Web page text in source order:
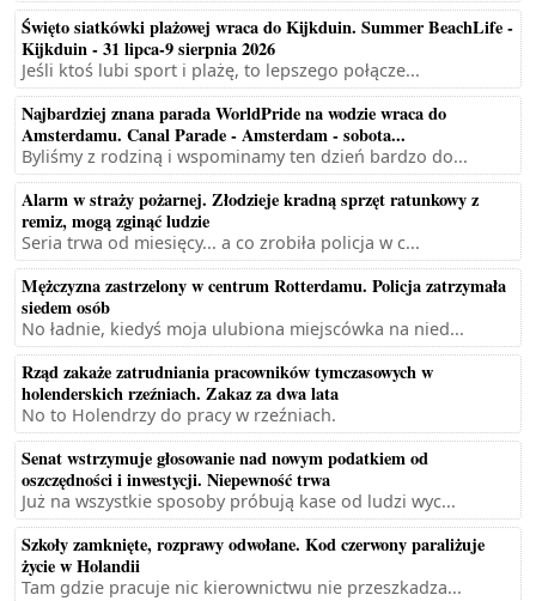
Święto siatkówki plażowej wraca do Kijkduin. Summer BeachLife -
Kijkduin - 31 lipca-9 sierpnia 2026
Jeśli ktoś lubi sport i plażę, to lepszego połącze...
Najbardziej znana parada WorldPride na wodzie wraca do
Amsterdamu. Canal Parade - Amsterdam - sobota...
Byliśmy z rodziną i wspominamy ten dzień bardzo do...
Alarm w straży pożarnej. Złodzieje kradną sprzęt ratunkowy z
remiz, mogą zginąć ludzie
Seria trwa od miesięcy... a co zrobiła policja w c...
Mężczyzna zastrzelony w centrum Rotterdamu. Policja zatrzymała
siedem osób
No ładnie, kiedyś moja ulubiona miejscówka na nied...
Rząd zakaże zatrudniania pracowników tymczasowych w
holenderskich rzeźniach. Zakaz za dwa lata
No to Holendrzy do pracy w rzeźniach.
Senat wstrzymuje głosowanie nad nowym podatkiem od
oszczędności i inwestycji. Niepewność trwa
Już na wszystkie sposoby próbują kase od ludzi wyc...
Szkoły zamknięte, rozprawy odwołane. Kod czerwony paraliżuje
życie w Holandii
Tam gdzie pracuje nic kierownictwu nie przeszkadza...